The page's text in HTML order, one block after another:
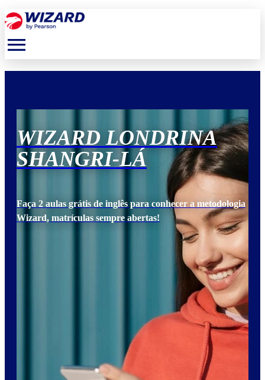
menu
WIZARD LONDRINA
SHANGRI-LÁ
Faça 2 aulas grátis de inglês para conhecer a metodologia
Wizard, matrículas sempre abertas!